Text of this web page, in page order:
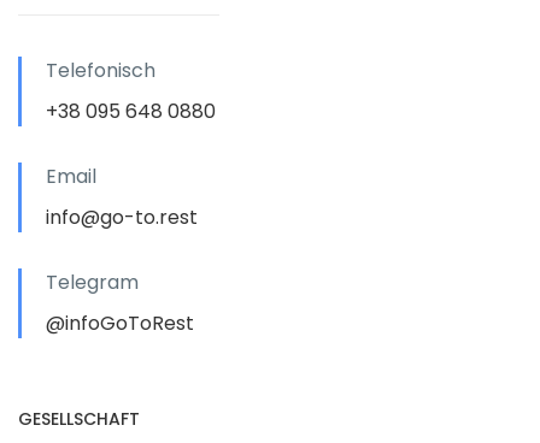
Telefonisch
+38 095 648 0880
Email
info@go-to.rest
Telegram
@infoGoToRest
GESELLSCHAFT